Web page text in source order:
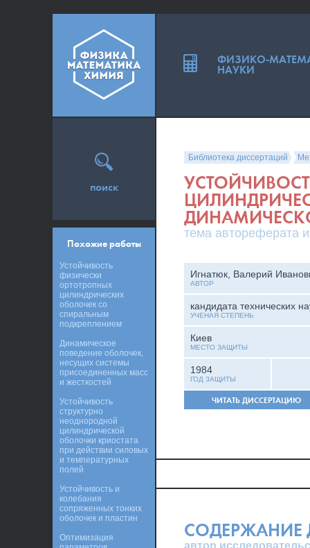
Библиотека диссертаций
тема автореферата
Игнатюк, Валерий
АВТОР
кандидата технических
УЧЕНАЯ СТЕПЕНЬ
Киев
МЕСТО ЗАЩИТЫ
1984
ГОД ЗАЩИТЫ
ЧИТАТЬ ДИССЕРТАЦИЮ
СОДЕРЖАНИЕ
автор
поиск
Похожие работы
Устойчивость
физически
ортотропных
цилиндрических
оболочек со
спиральным
подкреплением
Динамическое
поведение оболочек,
несущих системы
присоединенных масс
и жесткостей
Устойчивость
структурно
неоднородной
цилиндрической
оболочки криостата
при действии силовых
и температурных
полей
Устойчивость и
колебания
сопряженных тонких
оболочек и пластин
Оптимизация
ФИЗИКО-
НАУКИ